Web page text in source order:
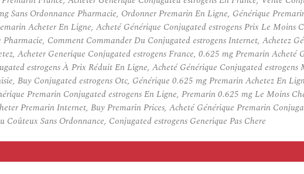
Sans Ordonnance Pharmacie, Ordonner Premarin En Ligne, Générique
Acheter En Ligne, Acheté Générique Conjugated estrogens Prix Le Moins
Comment Commander Du Conjugated estrogens Internet, Achetez
Acheter Generique Conjugated estrogens France, 0.625 mg Premarin
estrogens À Prix Réduit En Ligne, Acheté Générique Conjugated
Buy Conjugated estrogens Otc, Générique 0.625 mg Premarin Achetez En
Premarin Conjugated estrogens En Ligne, Premarin 0.625 mg Le Moins
Premarin Internet, Buy Premarin Prices, Acheté Générique Premarin
Sans Ordonnance, Conjugated estrogens Generique Pas Chere